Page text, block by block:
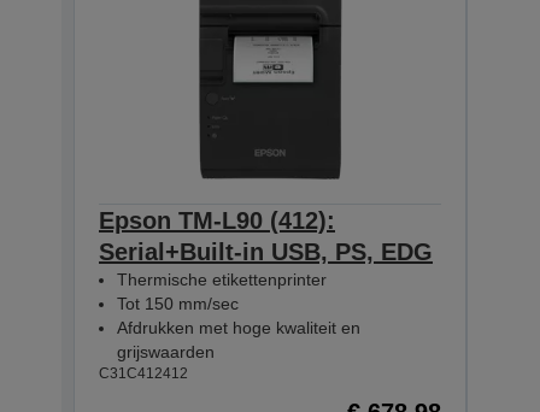
Epson TM-L90 (412):
Serial+Built-in USB, PS, EDG
Thermische etikettenprinter
Tot 150 mm/sec
Afdrukken met hoge kwaliteit en
grijswaarden
C31C412412